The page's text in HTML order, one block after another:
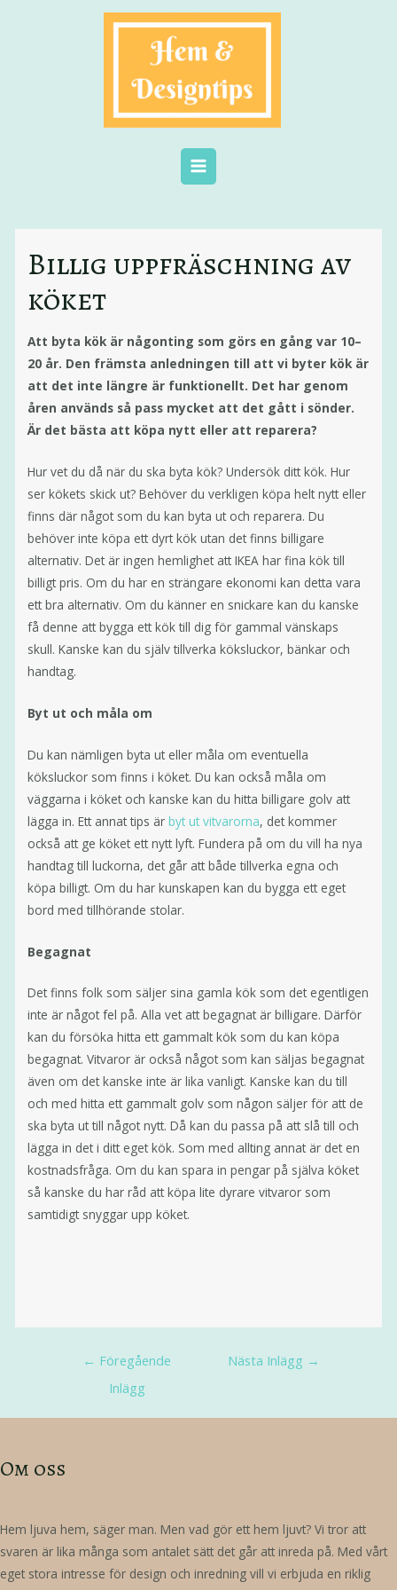
Billig uppfräschning av
köket
Att byta kök är någonting som görs en gång var 10–
20 år. Den främsta anledningen till att vi byter kök är
att det inte längre är funktionellt. Det har genom
åren används så pass mycket att det gått i sönder.
Är det bästa att köpa nytt eller att reparera?
Hur vet du då när du ska byta kök? Undersök ditt kök. Hur
ser kökets skick ut? Behöver du verkligen köpa helt nytt eller
finns där något som du kan byta ut och reparera. Du
behöver inte köpa ett dyrt kök utan det finns billigare
alternativ. Det är ingen hemlighet att IKEA har fina kök till
billigt pris. Om du har en strängare ekonomi kan detta vara
ett bra alternativ. Om du känner en snickare kan du kanske
få denne att bygga ett kök till dig för gammal vänskaps
skull. Kanske kan du själv tillverka köksluckor, bänkar och
handtag.
Byt ut och måla om
Du kan nämligen byta ut eller måla om eventuella
köksluckor som finns i köket. Du kan också måla om
väggarna i köket och kanske kan du hitta billigare golv att
lägga in. Ett annat tips ärbyt ut vitvarorna, det kommer
också att ge köket ett nytt lyft. Fundera på om du vill ha nya
handtag till luckorna, det går att både tillverka egna och
köpa billigt. Om du har kunskapen kan du bygga ett eget
bord med tillhörande stolar.
Begagnat
Det finns folk som säljer sina gamla kök som det egentligen
inte är något fel på. Alla vet att begagnat är billigare. Därför
kan du försöka hitta ett gammalt kök som du kan köpa
begagnat. Vitvaror är också något som kan säljas begagnat
även om det kanske inte är lika vanligt. Kanske kan du till
och med hitta ett gammalt golv som någon säljer för att de
ska byta ut till något nytt. Då kan du passa på att slå till och
lägga in det i ditt eget kök. Som med allting annat är det en
kostnadsfråga. Om du kan spara in pengar på själva köket
så kanske du har råd att köpa lite dyrare vitvaror som
samtidigt snyggar upp köket.
← Föregående
Inlägg
Nästa Inlägg →
Om oss
Hem ljuva hem, säger man. Men vad gör ett hem ljuvt? Vi tror att
svaren är lika många som antalet sätt det går att inreda på. Med vårt
eget stora intresse för design och inredning vill vi erbjuda en riklig